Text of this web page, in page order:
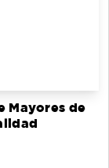
Mayores de